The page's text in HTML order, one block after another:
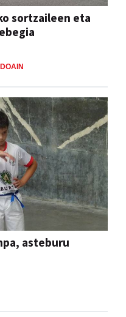
sortzaileen eta
asteburu